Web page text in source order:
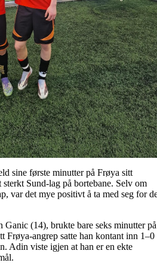
sine første minutter på Frøya sitt
Sund-lag på bortebane. Selv om
var det mye positivt å ta med seg for
Ganic (14), brukte bare seks minutter på
Frøya-angrep satte han kontant inn 1–0
Adin viste igjen at han er en ekte